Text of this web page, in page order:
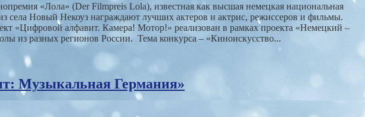
«Лола» (Der Filmpreis Lola), известная как высшая немецкая национальная
села Новый Некоуз награждают лучших актеров и актрис, режиссеров и фильмы.
«Цифровой алфавит. Камера! Мотор!» реализован в рамках проекта «Немецкий –
из разных регионов России. Тема конкурса – «Киноискусство...
Музыкальная Германия»